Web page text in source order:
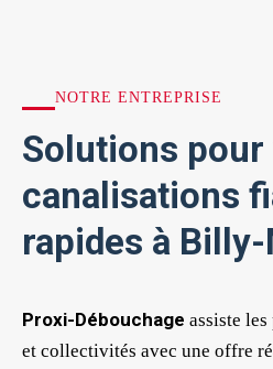
NOTRE ENTREPRISE
Solutions pour
canalisations
rapides à
Proxi-Débouchage assiste
et collectivités avec une offre